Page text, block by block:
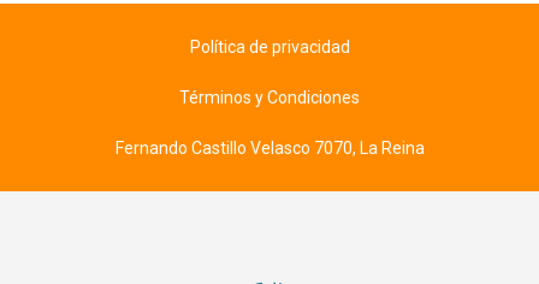
Política de privacidad
Términos y Condiciones
Fernando Castillo Velasco 7070, La Reina